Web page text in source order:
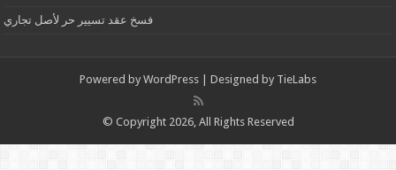
فسخ عقد تسيير حر لأصل تجاري
Powered by WordPress | Designed by TieLabs
© Copyright 2026, All Rights Reserved